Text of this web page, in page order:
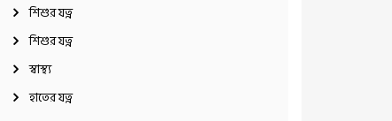
শিশুর যত্ন
শিশুর যত্ন
স্বাস্থ্য
হাতের যত্ন